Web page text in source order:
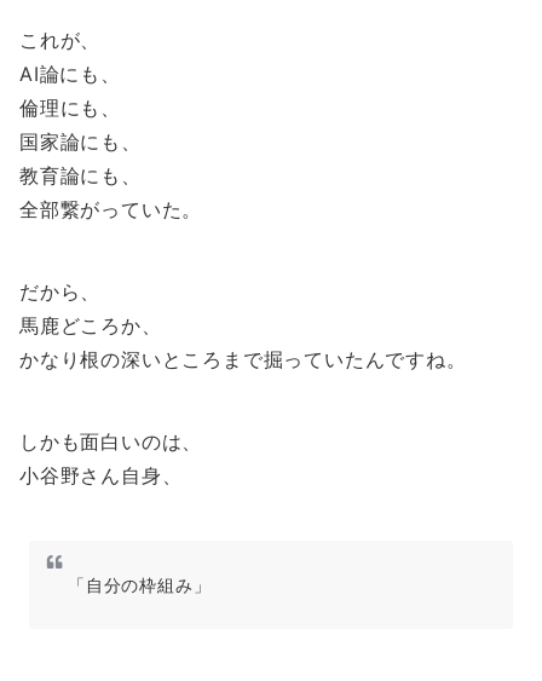
これが、
AI論にも、
倫理にも、
国家論にも、
教育論にも、
全部繋がっていた。
だから、
馬鹿どころか、
かなり根の深いところまで掘っていたんですね。
しかも面白いのは、
小谷野さん自身、
「自分の枠組み」